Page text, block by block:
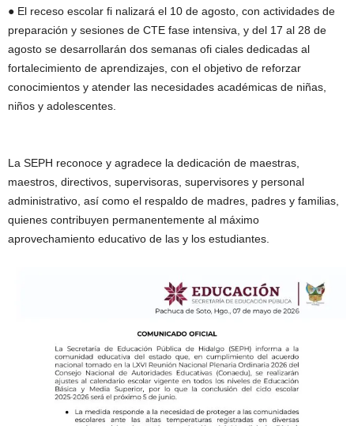
● El receso escolar fi nalizará el 10 de agosto, con actividades de
preparación y sesiones de CTE fase intensiva, y del 17 al 28 de
agosto se desarrollarán dos semanas ofi ciales dedicadas al
fortalecimiento de aprendizajes, con el objetivo de reforzar
conocimientos y atender las necesidades académicas de niñas,
niños y adolescentes.
La SEPH reconoce y agradece la dedicación de maestras,
maestros, directivos, supervisoras, supervisores y personal
administrativo, así como el respaldo de madres, padres y familias,
quienes contribuyen permanentemente al máximo
aprovechamiento educativo de las y los estudiantes.